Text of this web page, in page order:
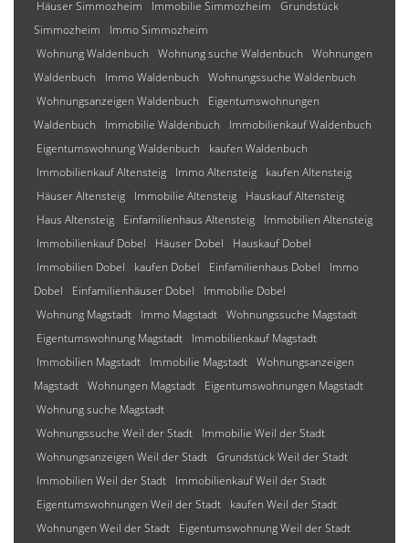
Häuser Simmozheim
Immobilie Simmozheim
Grundstück
Simmozheim
Immo Simmozheim
Wohnung Waldenbuch
Wohnung suche Waldenbuch
Wohnungen
Waldenbuch
Immo Waldenbuch
Wohnungssuche Waldenbuch
Wohnungsanzeigen Waldenbuch
Eigentumswohnungen
Waldenbuch
Immobilie Waldenbuch
Immobilienkauf Waldenbuch
Eigentumswohnung Waldenbuch
kaufen Waldenbuch
Immobilienkauf Altensteig
Immo Altensteig
kaufen Altensteig
Häuser Altensteig
Immobilie Altensteig
Hauskauf Altensteig
Haus Altensteig
Einfamilienhaus Altensteig
Immobilien Altensteig
Immobilienkauf Dobel
Häuser Dobel
Hauskauf Dobel
Immobilien Dobel
kaufen Dobel Einfamilienhaus Dobel
Immo
Dobel
Einfamilienhäuser Dobel
Immobilie Dobel
Wohnung Magstadt
Immo Magstadt Wohnungssuche Magstadt
Eigentumswohnung Magstadt
Immobilienkauf Magstadt
Immobilien Magstadt
Immobilie Magstadt Wohnungsanzeigen
Magstadt Wohnungen Magstadt
Eigentumswohnungen Magstadt
Wohnung suche Magstadt
Wohnungssuche Weil der Stadt
Immobilie Weil der Stadt
Wohnungsanzeigen Weil der Stadt Grundstück Weil der Stadt
Immobilien Weil der Stadt
Immobilienkauf Weil der Stadt
Eigentumswohnungen Weil der Stadt
kaufen Weil der Stadt
Wohnungen Weil der Stadt
Eigentumswohnung Weil der Stadt